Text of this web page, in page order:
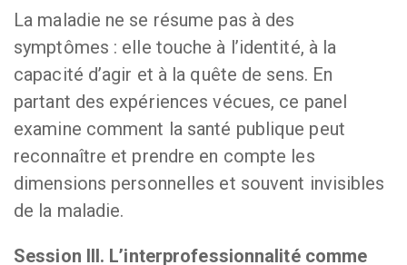
La maladie ne se résume pas à des
symptômes : elle touche à l’identité, à la
capacité d’agir et à la quête de sens. En
partant des expériences vécues, ce panel
examine comment la santé publique peut
reconnaître et prendre en compte les
dimensions personnelles et souvent invisibles
de la maladie.
Session III. L’interprofessionnalité comme